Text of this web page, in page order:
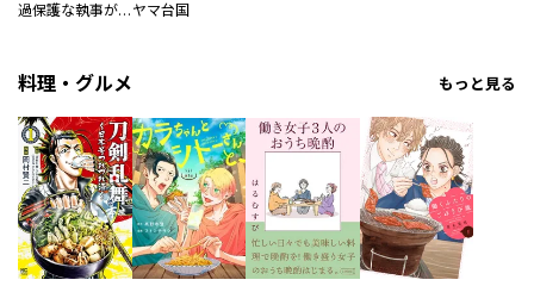
過保護な執事が私の婚活を邪魔してきます！ ヤマ台国
料理・グルメ もっと見る